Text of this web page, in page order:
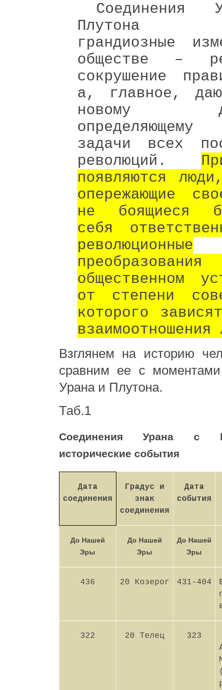
Соединения
Плутона
грандиозные
обществе –
сокрушение
а, главное,
новому
задачи всех
революций.
появляются
опережающие
не боящиеся
себя
революционные
общественном
от степени
которого
Взглянем на историю
сравним ее с моментами
Урана и Плутона.
Таб.1
Соединения Урана с
исторические события
Дата
соединения
Градус и
знак
соединения
Дата
события
До Нашей
Эры
До Нашей
Эры
До Нашей
Эры
436 20 Козерог 431-404
322 20 Телец 323